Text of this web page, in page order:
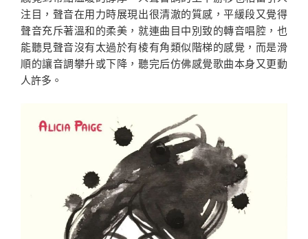
注目，聲音在用力時展現出很清澈的質感，平緩段又覺得
聲音充斥著溫和的柔美，就連曲目中別致的轉音唱腔，也
能聽見聲音沒有太過於有棱有角類似階梯的感覺，而是滑
順的讓音調攀升或下降，聽完后仿佛感覺歌曲本身又更動
人許多。